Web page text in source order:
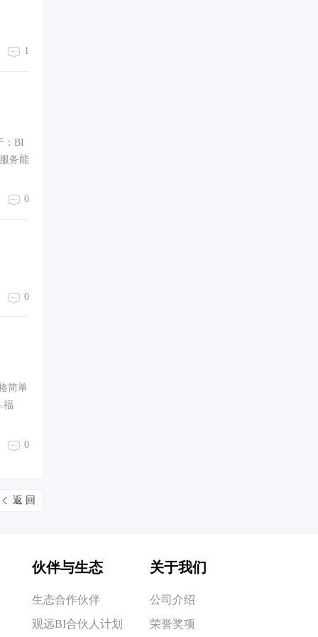
1
：BI
务能
0
0
简单
福
0
返 回
伙伴与生态
生态合作伙伴
观远BI合伙人计划
关于我们
公司介绍
荣誉奖项